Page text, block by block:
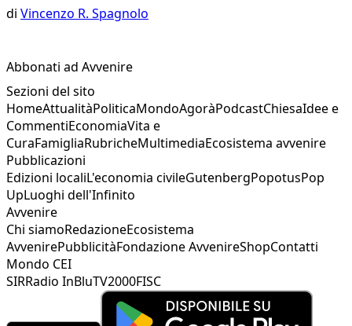
di Vincenzo R. Spagnolo
Abbonati ad Avvenire
Sezioni del sito
HomeAttualitàPoliticaMondoAgoràPodcastChiesaIdee e
CommentiEconomiaVita e
CuraFamigliaRubricheMultimediaEcosistema avvenire
Pubblicazioni
Edizioni localiL'economia civileGutenbergPopotusPop
UpLuoghi dell'Infinito
Avvenire
Chi siamoRedazioneEcosistema
AvvenirePubblicitàFondazione AvvenireShopContatti
Mondo CEI
SIRRadio InBluTV2000FISC